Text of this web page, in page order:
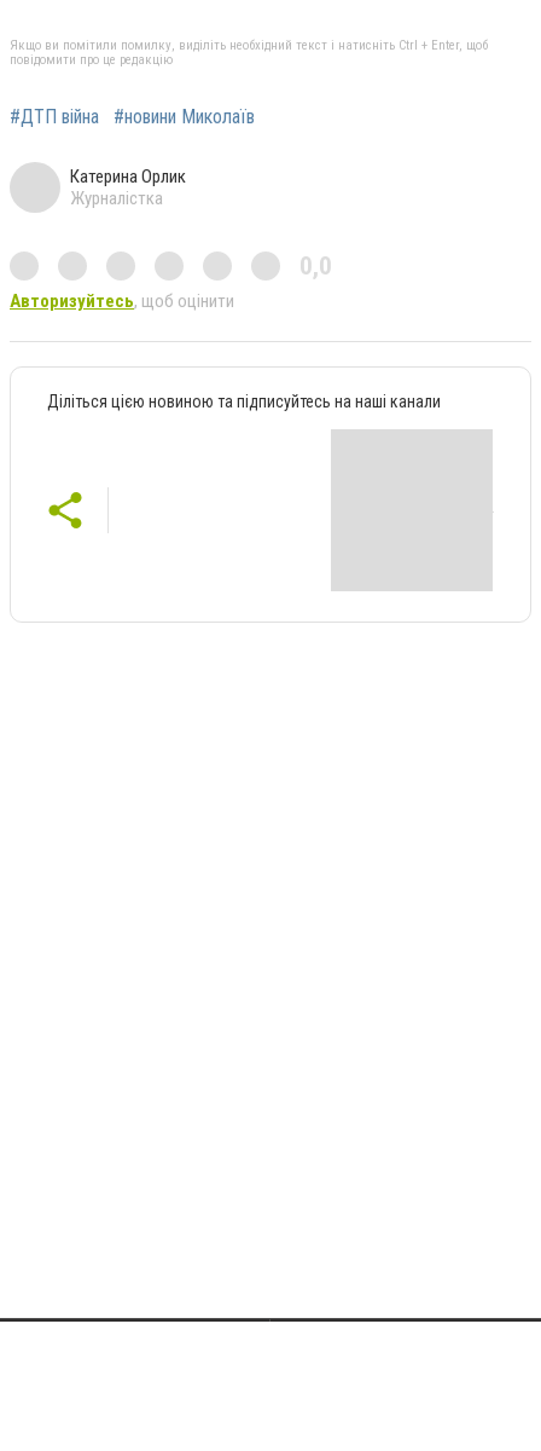
Якщо ви помітили помилку, виділіть необхідний текст і натисніть Ctrl + Enter, щоб
повідомити про це редакцію
#ДТП війна #новини Миколаїв
Катерина Орлик
Журналістка
0,0
Авторизуйтесь, щоб оцінити
Діліться цією новиною та підписуйтесь на наші канали